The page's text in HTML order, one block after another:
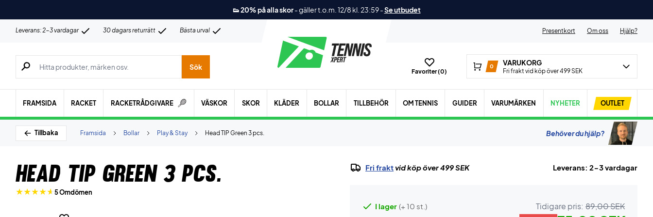
👟 20% på alla skor-gäller t.o.m. 12/8 kl. 23:59-Se utbudet
Leverans: 2-3 vardagar 30 dagars returrätt Bästa urval Presentkort Om oss Hjälp?
Sök efter produkter, märken osv.
Sök
Favoriter (0)
0 VARUKORG
Fri frakt vid köp över 499 SEK
FRAMSIDA RACKET RACKETRÅDGIVARE VÄSKOR SKOR KLÄDER BOLLAR TILLBEHÖR OM TENNIS GUIDER VARUMÄRKEN NYHETER OUTLET
Tillbaka Head TIP Green 3 pcs.
Play & Stay
Bollar
Framsida Behöver du hjälp?
Head TIP Green 3 pcs.
5 Omdömen
Fri fraktvid köp över 499 SEK Leverans: 2-3 vardagar
I lager (+ 10 st.) Tidigare pris: 89,00 SEK